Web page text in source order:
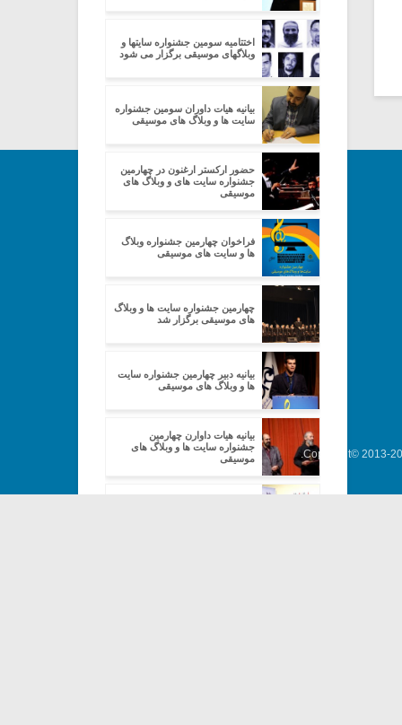
اختتامیه سومین جشنواره سایتها و
وبلاگهای موسیقی برگزار می شود
بیانیه هیات داوران سومین جشنواره
سایت ها و وبلاگ های موسیقی
حضور ارکستر ارغنون در چهارمین
جشنواره سایت های و وبلاگ های
موسیقی
فراخوان چهارمین جشنواره وبلاگ
ها و سایت های موسیقی
چهارمین جشنواره سایت ها و وبلاگ
های موسیقی برگزار شد
بیانیه دبیر چهارمین جشنواره سایت
ها و وبلاگ های موسیقی
بیانیه هیات داوارن چهارمین
جشنواره سایت ها و وبلاگ های
موسیقی
Copyright© 2013-